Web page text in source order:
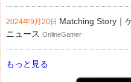
2024年9月20日 Matching Story｜
ニュース OnlineGamer
もっと見る